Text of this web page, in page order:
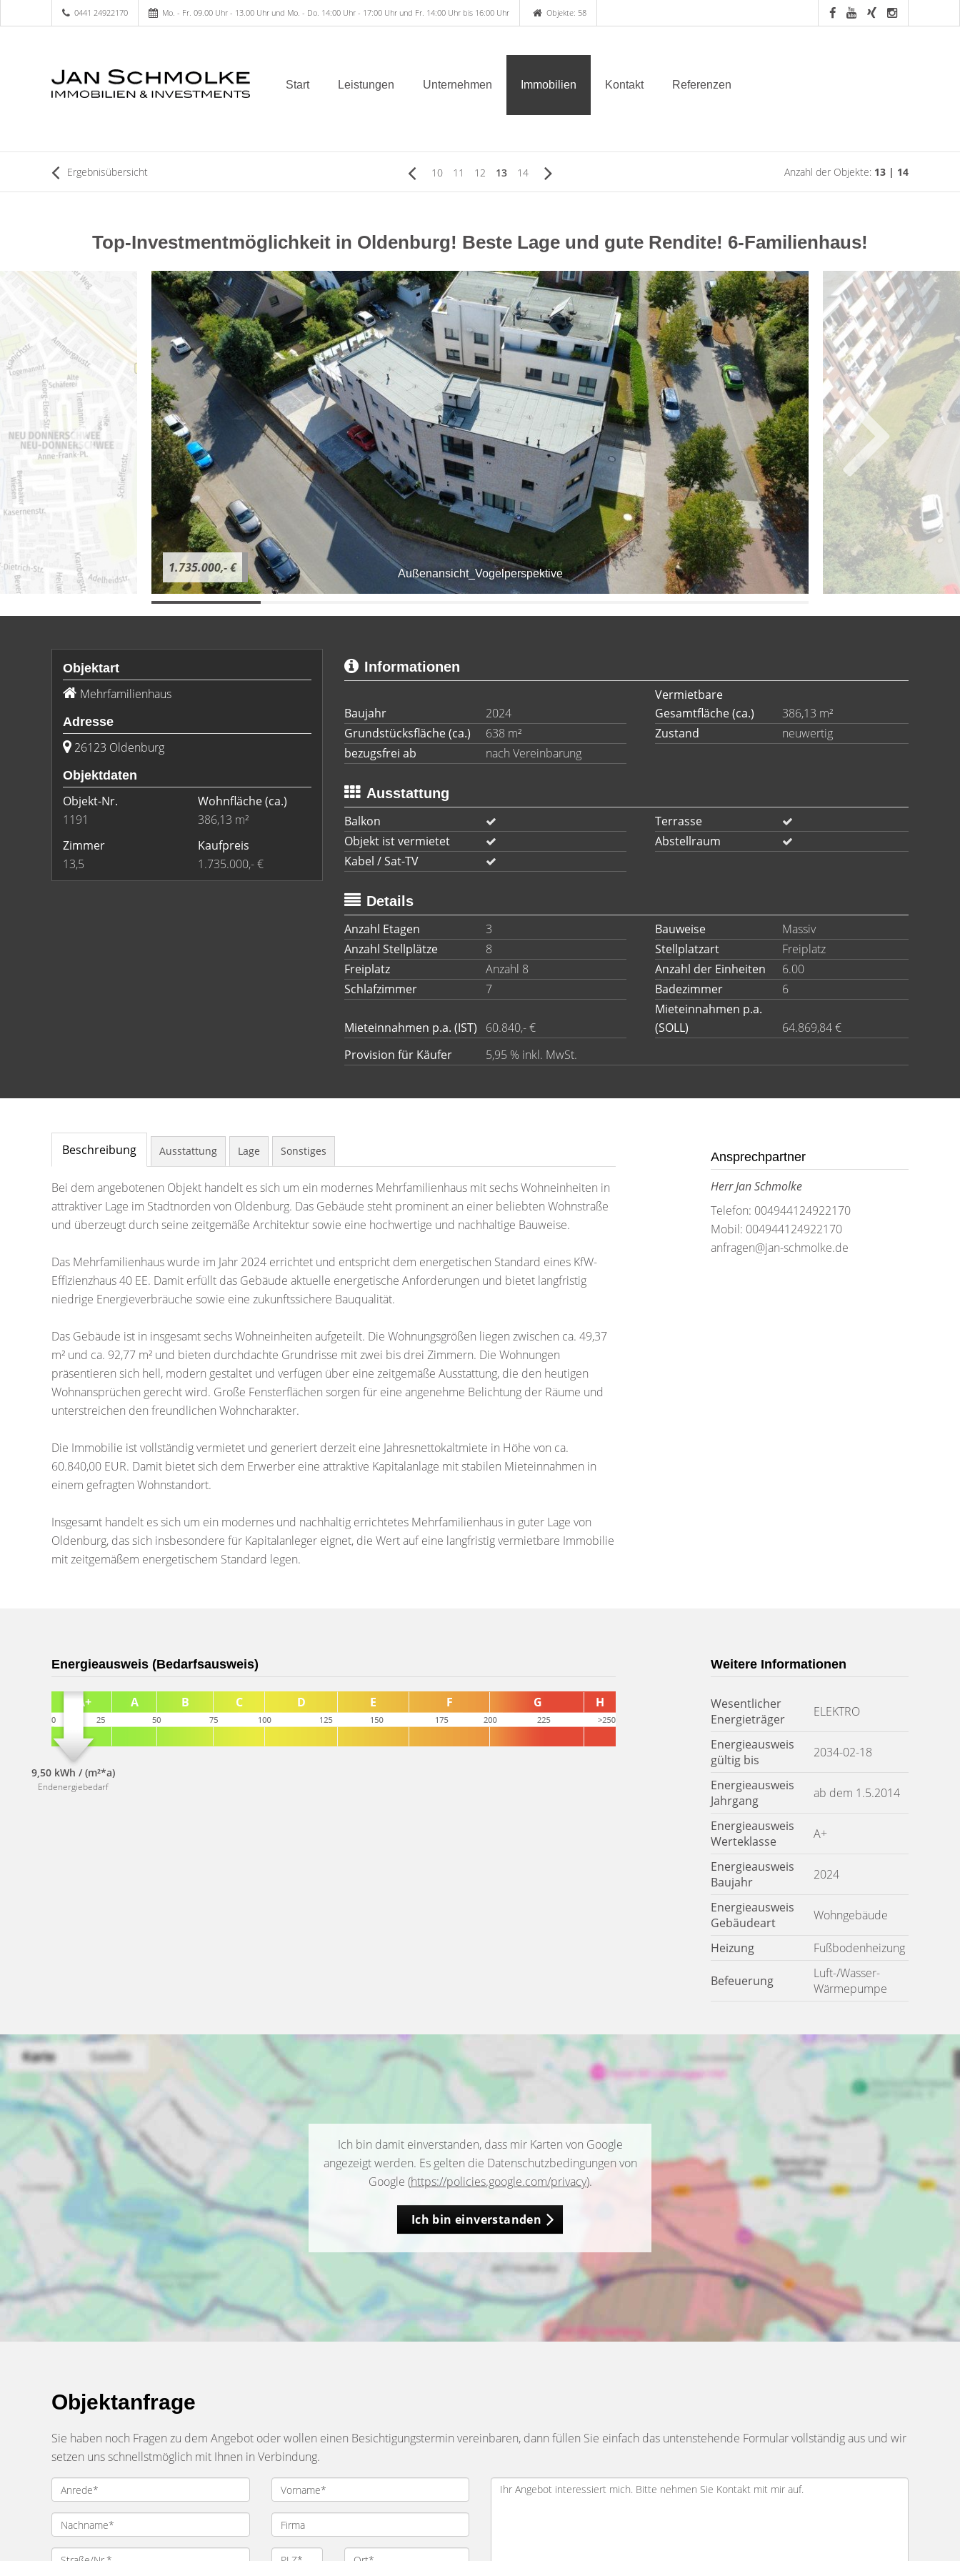
0441 24922170 Mo. - Fr. 09.00 Uhr - 13.00 Uhr und Mo. - Do. 14:00 Uhr - 17:00 Uhr und Fr. 14:00 Uhr bis 16:00 Uhr Objekte: 58
Start Leistungen Unternehmen Immobilien Kontakt Referenzen
Ergebnisübersicht 10 11 12 13 14 Anzahl der Objekte: 13 | 14
Top-Investmentmöglichkeit in Oldenburg! Beste Lage und gute Rendite! 6-Familienhaus!
Außenansicht_Vogelperspektive
1.735.000,- €
Objektart
Mehrfamilienhaus
Adresse
26123 Oldenburg
Objektdaten
Objekt-Nr.
1191
Wohnfläche(ca.)
386,13 m²
Zimmer
13,5
Kaufpreis
1.735.000,- €
Informationen
Baujahr 2024
Vermietbare
Gesamtfläche (ca.)
386,13 m²
Grundstücksfläche (ca.)
638 m² Zustand
neuwertig
bezugsfrei ab
nach Vereinbarung
Ausstattung
Balkon
Terrasse
Objekt ist vermietet
Abstellraum
Kabel / Sat-TV
Details
Anzahl Etagen
3 Bauweise
Massiv
Anzahl Stellplätze
8 Stellplatzart
Freiplatz
Freiplatz
Anzahl 8 Anzahl der Einheiten
6.00
Schlafzimmer
7 Badezimmer 6
Mieteinnahmen p.a. (IST) 60.840,- €
Mieteinnahmen p.a.
(SOLL)
64.869,84 €
Provision für Käufer
5,95 % inkl. MwSt.
Beschreibung Ausstattung Lage Sonstiges
Bei dem angebotenen Objekt handelt es sich um ein modernes Mehrfamilienhaus mit sechs Wohneinheiten in
attraktiver Lage im Stadtnorden von Oldenburg. Das Gebäude steht prominent an einer beliebten Wohnstraße
und überzeugt durch seine zeitgemäße Architektur sowie eine hochwertige und nachhaltige Bauweise.
Das Mehrfamilienhaus wurde im Jahr 2024 errichtet und entspricht dem energetischen Standard eines KfW-
Effizienzhaus 40 EE. Damit erfüllt das Gebäude aktuelle energetische Anforderungen und bietet langfristig
niedrige Energieverbräuche sowie eine zukunftssichere Bauqualität.
Das Gebäude ist in insgesamt sechs Wohneinheiten aufgeteilt. Die Wohnungsgrößen liegen zwischen ca. 49,37
m² und ca. 92,77 m² und bieten durchdachte Grundrisse mit zwei bis drei Zimmern. Die Wohnungen
präsentieren sich hell, modern gestaltet und verfügen über eine zeitgemäße Ausstattung, die den heutigen
Wohnansprüchen gerecht wird. Große Fensterflächen sorgen für eine angenehme Belichtung der Räume und
unterstreichen den freundlichen Wohncharakter.
Die Immobilie ist vollständig vermietet und generiert derzeit eine Jahresnettokaltmiete in Höhe von ca.
60.840,00 EUR. Damit bietet sich dem Erwerber eine attraktive Kapitalanlage mit stabilen Mieteinnahmen in
einem gefragten Wohnstandort.
Insgesamt handelt es sich um ein modernes und nachhaltig errichtetes Mehrfamilienhaus in guter Lage von
Oldenburg, das sich insbesondere für Kapitalanleger eignet, die Wert auf eine langfristig vermietbare Immobilie
mit zeitgemäßem energetischem Standard legen.
Ansprechpartner
Herr Jan Schmolke
Telefon: 004944124922170
Mobil: 004944124922170
anfragen@jan-schmolke.de
Energieausweis (Bedarfsausweis)
9,50 kWh / (m²*a)
Endenergiebedarf
Weitere Informationen
Wesentlicher
Energieträger
ELEKTRO
Energieausweis
gültig bis
2034-02-18
Energieausweis
Jahrgang
ab dem 1.5.2014
Energieausweis
Werteklasse
A+
Energieausweis
Baujahr
2024
Energieausweis
Gebäudeart
Wohngebäude
Heizung Fußbodenheizung
Befeuerung
Luft-/Wasser-
Wärmepumpe
Ich bin damit einverstanden, dass mir Karten von Google
angezeigt werden. Es gelten die Datenschutzbedingungen von
Google (https://policies.google.com/privacy).
Ich bin einverstanden
Objektanfrage
Sie haben noch Fragen zu dem Angebot oder wollen einen Besichtigungstermin vereinbaren, dann füllen Sie einfach das untenstehende Formular vollständig aus und wir
setzen uns schnellstmöglich mit Ihnen in Verbindung.